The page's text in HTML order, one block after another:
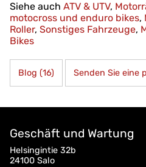
Siehe auch ATV & UTV,
motocross und enduro bikes,
Roller, Sonstiges Fahrzeuge,
Bikes
Blog (16) Senden Sie eine
Geschäft und Wartung
Helsingintie 32b
24100 Salo